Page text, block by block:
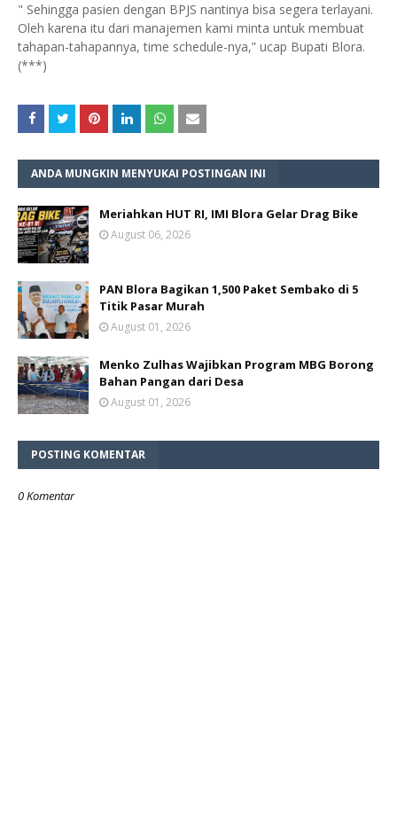
" Sehingga pasien dengan BPJS nantinya bisa segera terlayani.
Oleh karena itu dari manajemen kami minta untuk membuat
tahapan-tahapannya, time schedule-nya,” ucap Bupati Blora.
(***)
ANDA MUNGKIN MENYUKAI POSTINGAN INI
Meriahkan HUT RI, IMI Blora Gelar Drag Bike
August 06, 2026
PAN Blora Bagikan 1,500 Paket Sembako di 5
Titik Pasar Murah
August 01, 2026
Menko Zulhas Wajibkan Program MBG Borong
Bahan Pangan dari Desa
August 01, 2026
POSTING KOMENTAR
0 Komentar